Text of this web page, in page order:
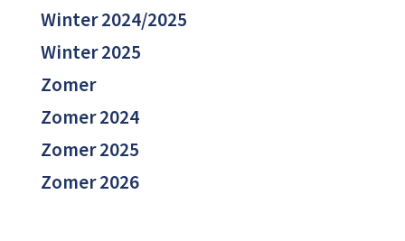
Winter 2024/2025
Winter 2025
Zomer
Zomer 2024
Zomer 2025
Zomer 2026